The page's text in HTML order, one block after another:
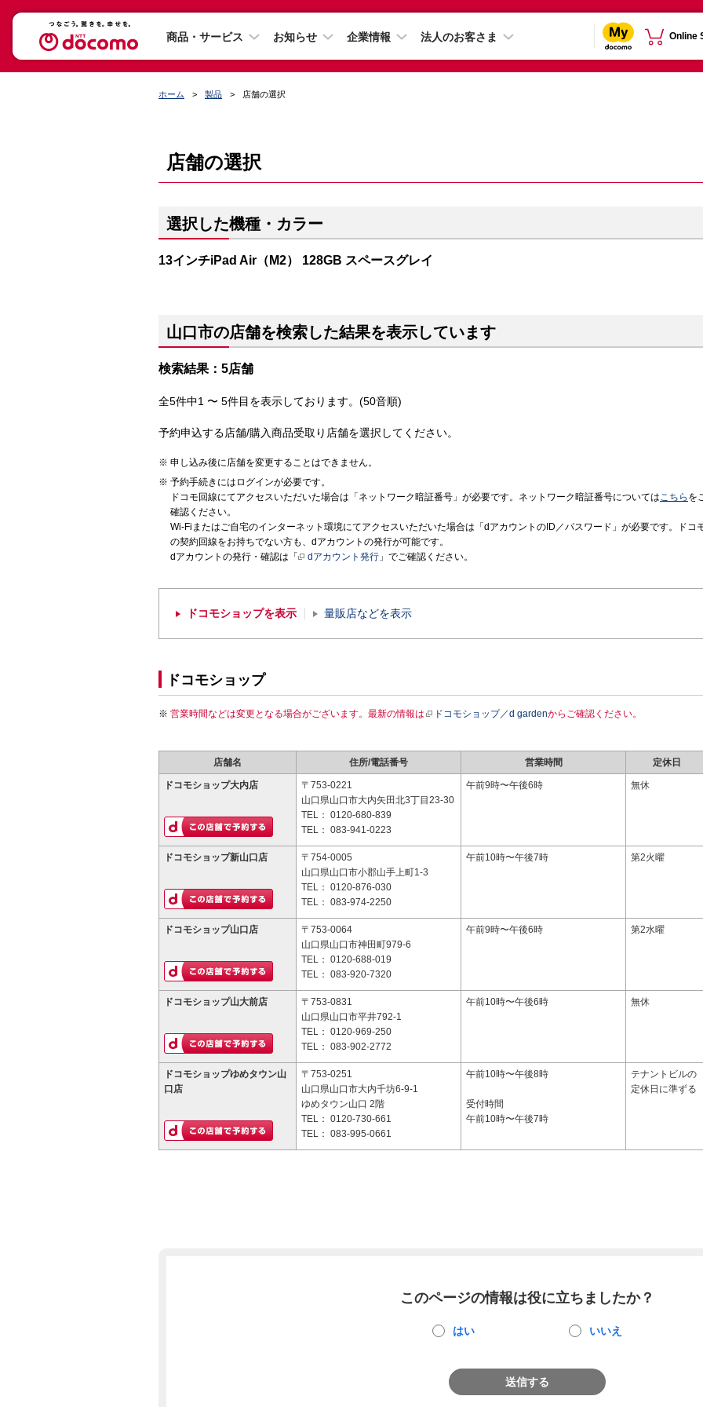
商品・サービス お知らせ 企業情報 法人のお客さま Online
ホーム 製品 店舗の選択
店舗の選択
選択した機種・カラー
13インチiPad Air（M2） 128GB スペースグレイ
山口市の店舗を検索した結果を表示しています
検索結果：5店舗
全5件中1 〜 5件目を表示しております。(50音順)
予約申込する店舗/購入商品受取り店舗を選択してください。
申し込み後に店舗を変更することはできません。
予約手続きにはログインが必要です。
ドコモ回線にてアクセスいただいた場合は「ネットワーク暗証番号」が必要です。ネットワーク暗証番号についてはこちら を
確認ください。
Wi-Fiまたはご自宅のインターネット環境にてアクセスいただいた場合は「dアカウントのID／パスワード」が必要です。ドコ
の契約回線をお持ちでない方も、dアカウントの発行が可能です。
dアカウントの発行・確認は「
dアカウント発行 」でご確認ください。
ドコモショップを表示 量販店などを表示
ドコモショップ
営業時間などは変更となる場合がございます。最新の情報は ドコモショップ／d gardenからご確認ください。
店舗名 住所/電話番号 営業時間 定休日
ドコモショップ大内店
〒753-0221
山口県山口市大内矢田北3丁目23-30
TEL： 0120-680-839
TEL： 083-941-0223
午前9時〜午後6時 無休
ドコモショップ新山口店
〒754-0005
山口県山口市小郡山手上町1-3
TEL： 0120-876-030
TEL： 083-974-2250
午前10時〜午後7時 第2火曜
ドコモショップ山口店
〒753-0064
山口県山口市神田町979-6
TEL： 0120-688-019
TEL： 083-920-7320
午前9時〜午後6時 第2水曜
ドコモショップ山大前店
〒753-0831
山口県山口市平井792-1
TEL： 0120-969-250
TEL： 083-902-2772
午前10時〜午後6時 無休
ドコモショップゆめタウン山
口店
〒753-0251
山口県山口市大内千坊6-9-1
ゆめタウン山口 2階
TEL： 0120-730-661
TEL： 083-995-0661
午前10時〜午後8時
受付時間
午前10時〜午後7時
テナントビルの
定休日に準ずる
このページの情報は役に立ちましたか？
はい いいえ
送信する